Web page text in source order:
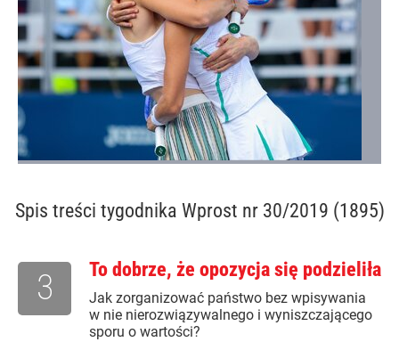
Spis treści tygodnika Wprost nr 30/2019 (1895)
To dobrze, że opozycja się podzieliła
Jak zorganizować państwo bez wpisywania
w nie nierozwiązywalnego i wyniszczającego
sporu o wartości?
3